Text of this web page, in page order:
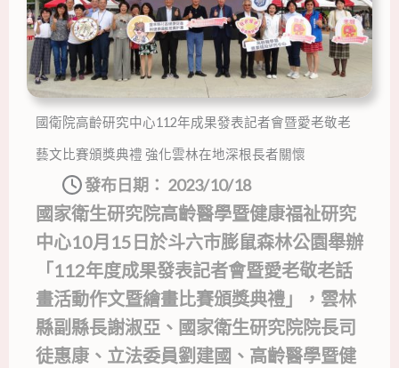
國衛院高齡研究中心112年成果發表記者會暨愛老敬老
藝文比賽頒獎典禮 強化雲林在地深根長者關懷
發布日期： 2023/10/18
國家衛生研究院高齡醫學暨健康福祉研究
中心10月15日於斗六市膨鼠森林公園舉辦
「112年度成果發表記者會暨愛老敬老話
畫活動作文暨繪畫比賽頒獎典禮」，雲林
縣副縣長謝淑亞、國家衛生研究院院長司
徒惠康、立法委員劉建國、高齡醫學暨健